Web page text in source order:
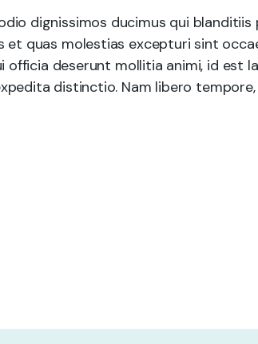
dignissimos ducimus qui
quas molestias excepturi sint
officia deserunt mollitia animi, id est
distinctio. Nam libero